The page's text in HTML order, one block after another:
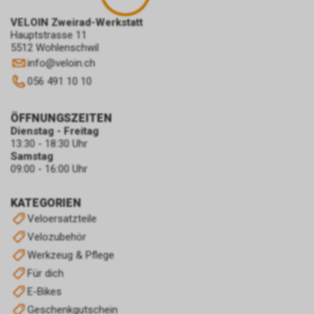
VELOIN Zweirad-Werkstatt
Hauptstrasse 11
5512 Wohlenschwil
info@veloin.ch
056 491 10 10
KATEGORIEN
Veloersatzteile
Velozubehör
Werkzeug & Pflege
Für dich
E-Bikes
Geschenkgutschein
ÖFFNUNGSZEITEN
Dienstag - Freitag
13:30 - 18:30 Uhr
Samstag
09:00 - 16:00 Uhr